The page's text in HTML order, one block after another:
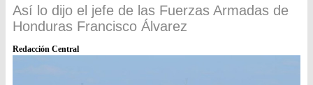
Así lo dijo el jefe de las Fuerzas Armadas de
Honduras Francisco Álvarez
Redacción Central